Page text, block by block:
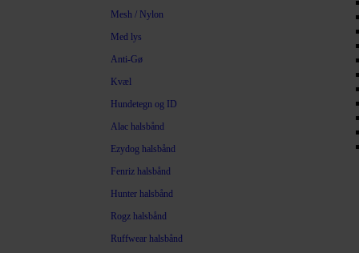
Mesh / Nylon
Med lys
Anti-Gø
Kvæl
Hundetegn og ID
Alac halsbånd
Ezydog halsbånd
Fenriz halsbånd
Hunter halsbånd
Rogz halsbånd
Ruffwear halsbånd